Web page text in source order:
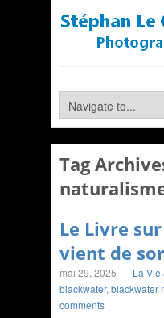
Tag
Le Livre
vient de
mai 29, 2025 - La Vie
blackwater, blackwater
comments